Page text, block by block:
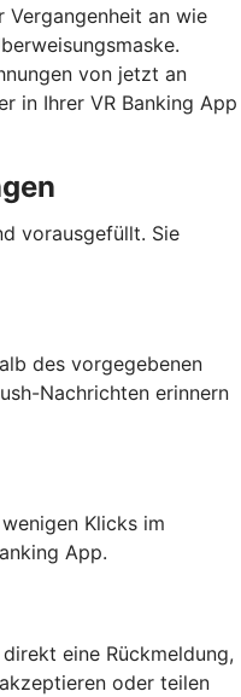
Vergangenheit an wie
von jetzt an
in Ihrer VR Banking App
vorausgefüllt. Sie
des vorgegebenen
Nachrichten erinnern
Klicks im
App.
eine Rückmeldung,
oder teilen